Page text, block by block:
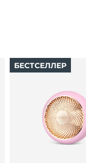
БЕСТСЕЛЛЕР